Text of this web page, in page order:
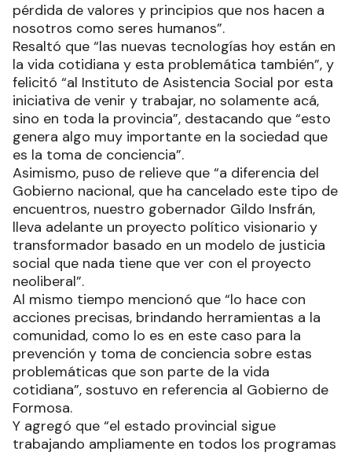
pérdida de valores y principios que nos hacen a
nosotros como seres humanos”.
Resaltó que “las nuevas tecnologías hoy están en
la vida cotidiana y esta problemática también”, y
felicitó “al Instituto de Asistencia Social por esta
iniciativa de venir y trabajar, no solamente acá,
sino en toda la provincia”, destacando que “esto
genera algo muy importante en la sociedad que
es la toma de conciencia”.
Asimismo, puso de relieve que “a diferencia del
Gobierno nacional, que ha cancelado este tipo de
encuentros, nuestro gobernador Gildo Insfrán,
lleva adelante un proyecto político visionario y
transformador basado en un modelo de justicia
social que nada tiene que ver con el proyecto
neoliberal”.
Al mismo tiempo mencionó que “lo hace con
acciones precisas, brindando herramientas a la
comunidad, como lo es en este caso para la
prevención y toma de conciencia sobre estas
problemáticas que son parte de la vida
cotidiana”, sostuvo en referencia al Gobierno de
Formosa.
Y agregó que “el estado provincial sigue
trabajando ampliamente en todos los programas